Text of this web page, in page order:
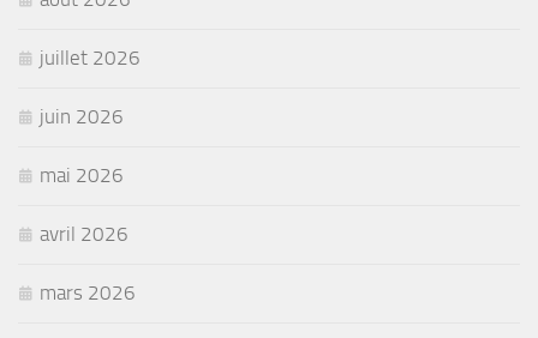
juillet 2026
juin 2026
mai 2026
avril 2026
mars 2026